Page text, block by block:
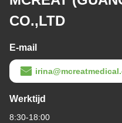
10fr 72h Dubbel draaiend
elleboog Voor ziekenhuis
Vind de beste prijs